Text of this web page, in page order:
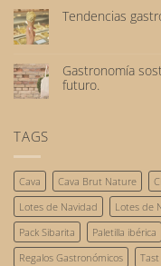
hay
comentarios
laboral,
empieza
personas
Tendencias
comentarios
en
Tendencias
Gastronomía
futuro.
sostenible:
nuestro
compromiso
con
el
futuro.
TAGS
Cava Cava Brut Nature
Lotes de Navidad
Lotes de
Pack Sibarita
Paletilla ibérica
Regalos Gastronómicos